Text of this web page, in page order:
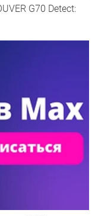
G70 Detect: